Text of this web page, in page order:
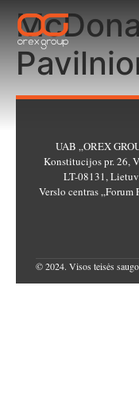
UAB „OREX
Konstitucijos pr. 26,
LT-08131,
Verslo centras „Forum
© 2024. Visos teisės